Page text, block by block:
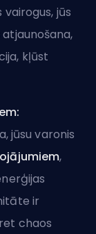
jūs
kļūst
jūsu varonis
,
ir
chaos